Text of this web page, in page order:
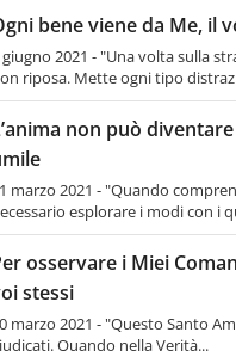
bene viene da Me, il
giugno 2021 - "Una volta sulla
riposa. Mette ogni tipo
non può
marzo 2021 - "Quando
esplorare i modi con i
osservare i Miei
stessi
marzo 2021 - "Questo Santo
Quando nella Verità...